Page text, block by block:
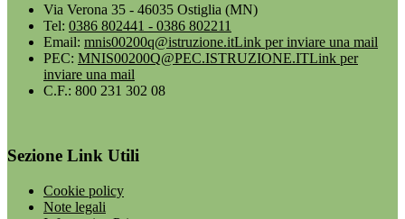
Via Verona 35 - 46035 Ostiglia (MN)
Tel: 0386 802441 - 0386 802211
Email: mnis00200q@istruzione.itLink per inviare una mail
PEC: MNIS00200Q@PEC.ISTRUZIONE.ITLink per
inviare una mail
C.F.: 800 231 302 08
Sezione Link Utili
Cookie policy
Note legali